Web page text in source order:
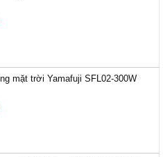
mặt trời Yamafuji SFL02-300W